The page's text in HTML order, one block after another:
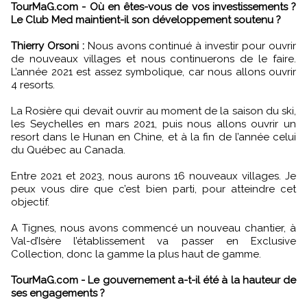
TourMaG.com - Où en êtes-vous de vos investissements ?
Le Club Med maintient-il son développement soutenu ?
Thierry Orsoni :Nous avons continué à investir pour ouvrir
de nouveaux villages et nous continuerons de le faire.
L’année 2021 est assez symbolique, car nous allons ouvrir
4 resorts.
La Rosière qui devait ouvrir au moment de la saison du ski,
les Seychelles en mars 2021, puis nous allons ouvrir un
resort dans le Hunan en Chine, et à la fin de l’année celui
du Québec au Canada.
Entre 2021 et 2023, nous aurons 16 nouveaux villages. Je
peux vous dire que c’est bien parti, pour atteindre cet
objectif.
A Tignes, nous avons commencé un nouveau chantier, à
Val-d’Isère l’établissement va passer en Exclusive
Collection, donc la gamme la plus haut de gamme.
TourMaG.com - Le gouvernement a-t-il été à la hauteur de
ses engagements ?